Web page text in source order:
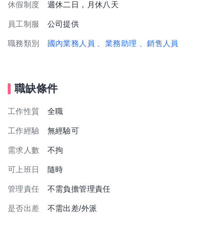
休假制度 週休二日，月休八天
員工制服 公司提供
職務類別 國內業務人員 、業務助理 、銷售人員
職缺條件
工作性質 全職
工作經驗 無經驗可
需求人數 不拘
可上班日 隨時
管理責任 不需負擔管理責任
是否出差 不需出差/外派